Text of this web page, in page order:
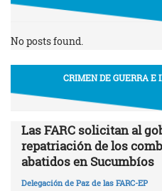
No posts found.
CRIMEN DE GUERRA E
Las FARC solicitan al
repatriación de los
abatidos en Sucumbíos
Delegación de Paz de las FARC-EP